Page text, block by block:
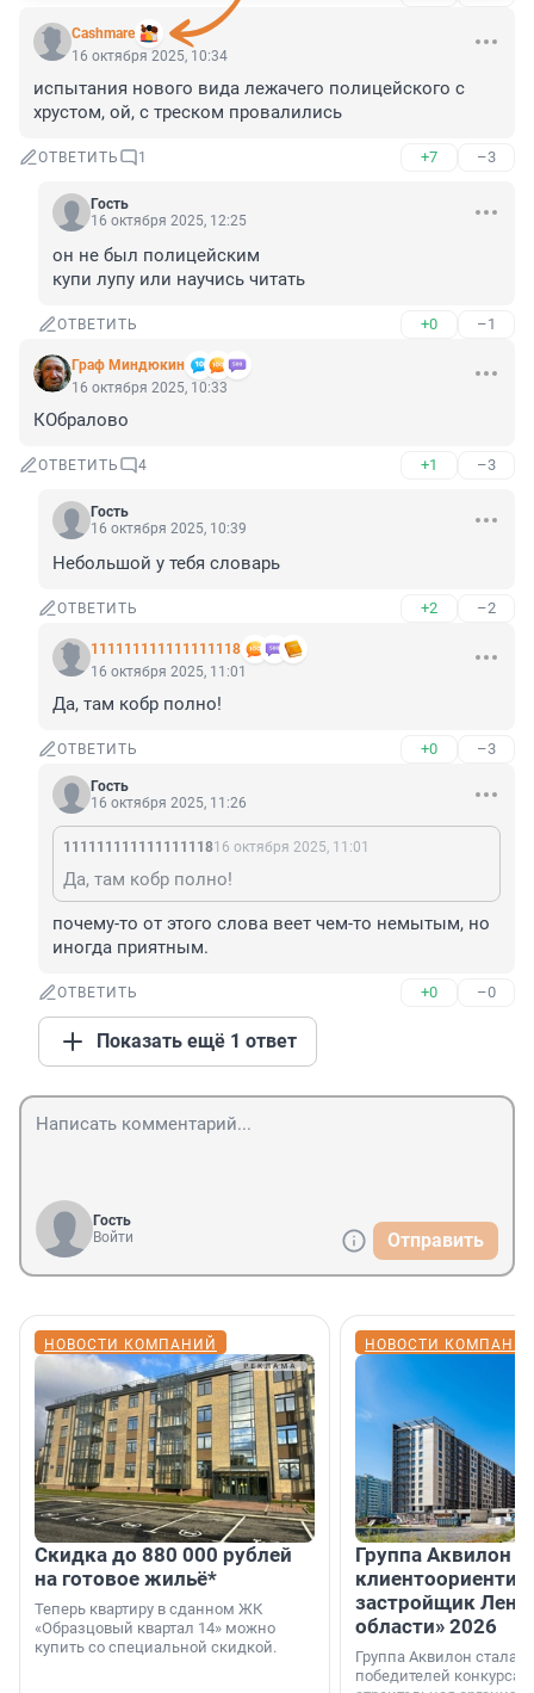
Cashmare
16 октября 2025, 10:34
испытания нового вида лежачего полицейского с
хрустом, ой, с треском провалились
ОТВЕТИТЬ 1 +7 –3
Гость
16 октября 2025, 12:25
он не был полицейским
купи лупу или научись читать
ОТВЕТИТЬ +0 –1
Граф Миндюкин
16 октября 2025, 10:33
КОбралово
ОТВЕТИТЬ 4 +1 –3
Гость
16 октября 2025, 10:39
Небольшой у тебя словарь
ОТВЕТИТЬ +2 –2
111111111111111118
16 октября 2025, 11:01
Да, там кобр полно!
ОТВЕТИТЬ +0 –3
Гость
16 октября 2025, 11:26
11111111111111111816 октября 2025, 11:01
Да, там кобр полно!
почему-то от этого слова веет чем-то немытым, но
иногда приятным.
ОТВЕТИТЬ +0 –0
Показать ещё 1 ответ
Гость
Войти
Отправить
НОВОСТИ КОМПАНИЙ
Скидка до 880 000 рублей
на готовое жильё*
Теперь квартиру в сданном ЖК
«Образцовый квартал 14» можно
купить со специальной скидкой.
НОВОСТИ
Группа Аквилон
застройщик
области» 2026
Группа Аквилон стала
победителей конкурса